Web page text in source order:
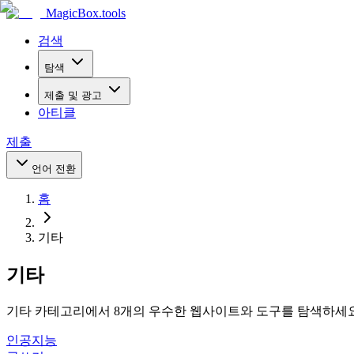
MagicBox.tools
검색
탐색
제출 및 광고
아티클
제출
언어 전환
홈
기타
기타
기타 카테고리에서 8개의 우수한 웹사이트와 도구를 탐색하세
인공지능